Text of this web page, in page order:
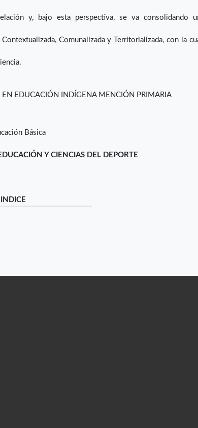
y, bajo esta perspectiva, se va consolidando
Contextualizada, Comunalizada y Territorializada, con la
EN EDUCACIÓN INDÍGENA MENCIÓN PRIMARIA
Básica
Y CIENCIAS DEL DEPORTE
INDICE